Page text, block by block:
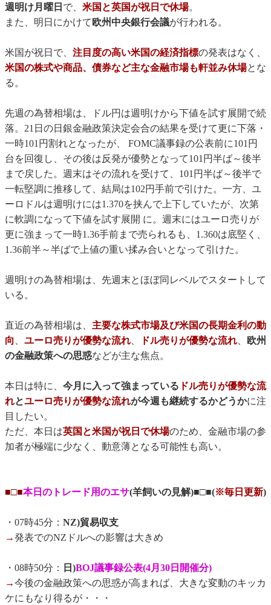
週明け月曜日 で、 米国と英国が祝日で休場。
また、明日にかけて 欧州中央銀行会議が行われる。
米国が祝日で、 注目度の高い米国の経済指標の発表はなく、
米国の株式や商品、債券など主な金融市場も軒並み休場とな
る。
先週の為替相場は、ドル円は週明けから下値を試す展開で続
落。21日の日銀金融政策決定会合の結果を受けて更に下落・
一時101円割れとなったが、 FOMC議事録の公表前に101円
台を回復し、その後は反発が優勢となって101円半ば～後半
まで戻した。週末はその流れを受けて、101円半ば～後半で
一転堅調に推移して、結局は102円手前で引けた。一方、ユ
ーロドルは週明けには1.370を挟んで上下していたが、次第
に軟調になって下値を試す展開 に。週末にはユーロ売りが
更に強まって一時1.36手前まで売られるも、1.360は底堅く、
1.36前半～半ばで上値の重い揉み合いとなって引けた。
週明けの為替相場は、先週末とほぼ同レベルでスタートして
いる。
直近の為替相場は、 主要な株式市場及び米国の長期金利の動
向 、 ユーロ売りが優勢な流れ、 ドル売りが優勢な流れ、
欧州
の金融政策への思惑などが主な焦点。
本日は特に、 今月に入って強まっている ドル売りが優勢な流
れとユーロ売りが優勢な流れが今週も継続するかどうかに注
目したい。
ただ、本日は英国と米国が祝日で休場のため、金融市場の参
加者が極端に少なく、動意薄となる可能性も高い。
■□■本日のトレード用のエサ(羊飼いの見解)■□■(※毎日更新)
・07時45分： NZ)貿易収支
→発表でのNZドルへの影響は大きめ
・08時50分： 日)BOJ議事録公表(4月30日開催分)
→今後の金融政策への思惑が高まれば、大きな変動のキッカ
ケにもなり得るが・・・